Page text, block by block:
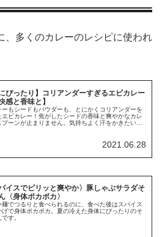
、多くのカレーのレシピに使われ
にぴったり】コリアンダーすぎるエビカレー
感と香味と】
ーもシードもパウダーも、とにかくコリアンダーを
エビカレー！焦がしたシードの香味と爽やかなカレ
プーンが止まりません。気持ちよく汗をかきたいあ
2021.06.28
パイスでピリッと爽やか〉豚しゃぶサラダそ
〈身体ポカポカ〉
麺でつるりと食べられるのに、食べた後はスパイス
げで身体ポカポカ。夏の冷えた身体にぴったりのそ
す。